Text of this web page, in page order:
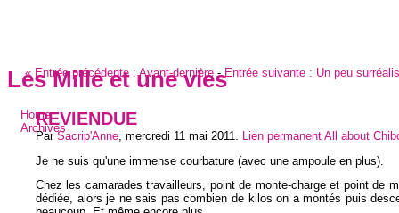
Les Mille et une vies
Home
Archives
« Entrée précédente :Avant-dernière -Entrée suivante : Un peu
REVIENDUE
ParSacrip'Anne mercredi 11 mai 2011 Lien permanent All about
Je ne suis qu'une immense courbature (avec une ampoule en plus).
Chez les camarades travailleurs, point de monte-charge et point de
dédiée, alors je ne sais pas combien de kilos on a montés puis